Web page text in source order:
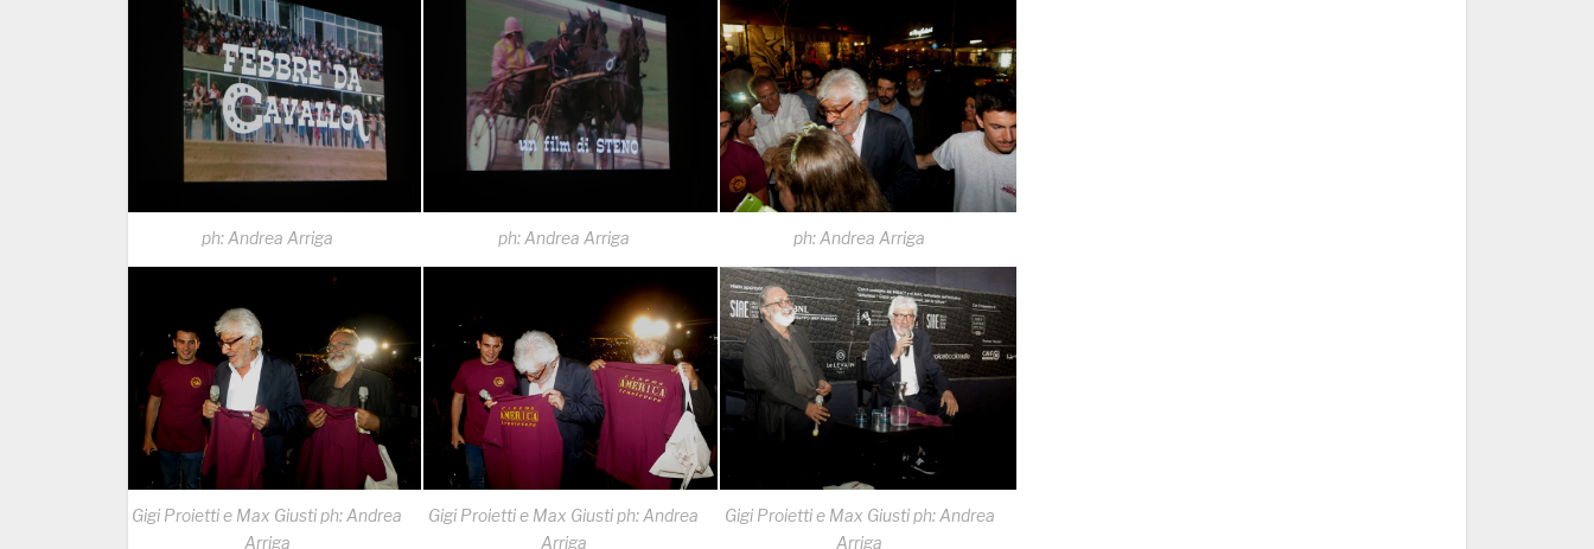
ph: Andrea Arriga ph: Andrea Arriga ph: Andrea Arriga
Gigi Proietti e Max Giusti ph: Andrea
Arriga
Gigi Proietti e Max Giusti ph: Andrea
Arriga
Gigi Proietti e Max Giusti ph: Andrea
Arriga